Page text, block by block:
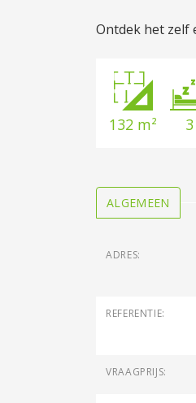
Ontdek het zelf
132 m² 3
ALGEMEEN
ADRES:
REFERENTIE:
VRAAGPRIJS: